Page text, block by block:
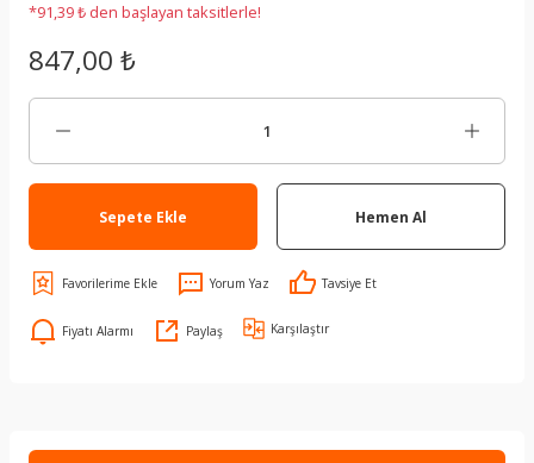
*91,39 ₺ den başlayan taksitlerle!
847,00 ₺
Sepete Ekle Hemen Al
Yorum Yaz Tavsiye Et
Fiyatı Alarmı Paylaş Karşılaştır